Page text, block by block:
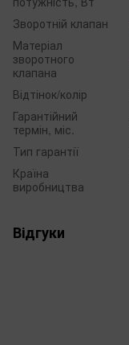
Зворотній клапан
Матеріал
зворотного
клапана
Відтінок/колір
Гарантійний
термін, міс.
Тип гарантії
Країна
виробництва
Відгуки